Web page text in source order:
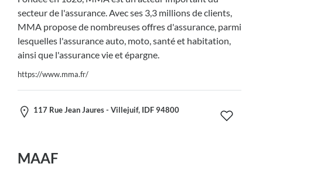
secteur de l'assurance. Avec ses 3,3 millions de clients,
MMA propose de nombreuses offres d'assurance, parmi
lesquelles l'assurance auto, moto, santé et habitation,
ainsi que l'assurance vie et épargne.
https://www.mma.fr/
117 Rue Jean Jaures - Villejuif, IDF 94800
MAAF